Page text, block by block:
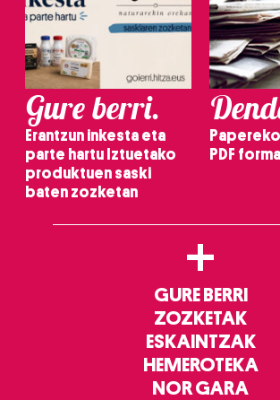
Gure berri.
Erantzun inkesta eta
parte hartu Iztuetako
produktuen saski
baten zozketan
PDF
+
GURE BERRI
ZOZKETAK
ESKAINTZAK
HEMEROTEKA
NOR GARA